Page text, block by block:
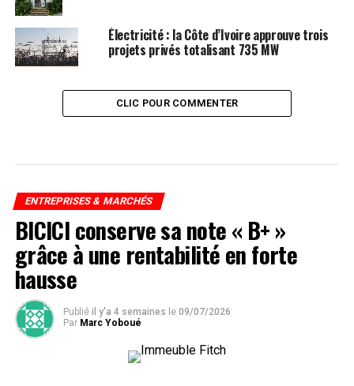
Électricité : la Côte d’Ivoire approuve trois
projets privés totalisant 735 MW
CLIC POUR COMMENTER
ENTREPRISES & MARCHÉS
BICICI conserve sa note « B+ »
grâce à une rentabilité en forte
hausse
Publié il y'a 4 semaines le 09/07/2026
Par Marc Yoboué